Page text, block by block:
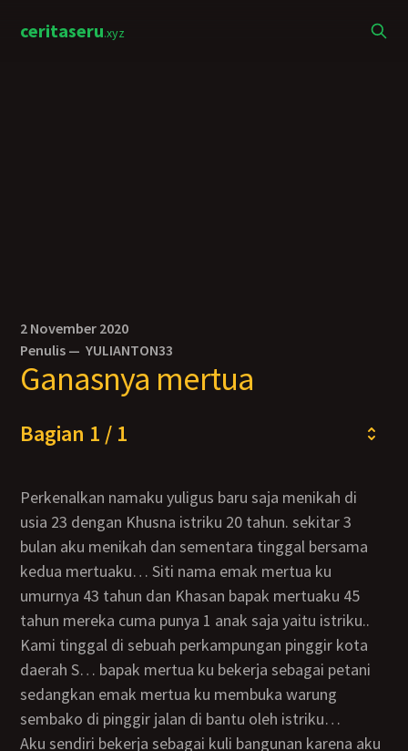
ceritaseru.xyz
2 November 2020
Penulis —YULIANTON33
Ganasnya mertua
Bagian 1 / 1
Perkenalkan namaku yuligus baru saja menikah di
usia 23 dengan Khusna istriku 20 tahun. sekitar 3
bulan aku menikah dan sementara tinggal bersama
kedua mertuaku… Siti nama emak mertua ku
umurnya 43 tahun dan Khasan bapak mertuaku 45
tahun mereka cuma punya 1 anak saja yaitu istriku..
Kami tinggal di sebuah perkampungan pinggir kota
daerah S… bapak mertua ku bekerja sebagai petani
sedangkan emak mertua ku membuka warung
sembako di pinggir jalan di bantu oleh istriku…
Aku sendiri bekerja sebagai kuli bangunan karena aku